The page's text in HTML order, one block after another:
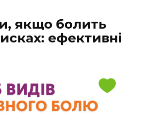
якщо болить
ефективні